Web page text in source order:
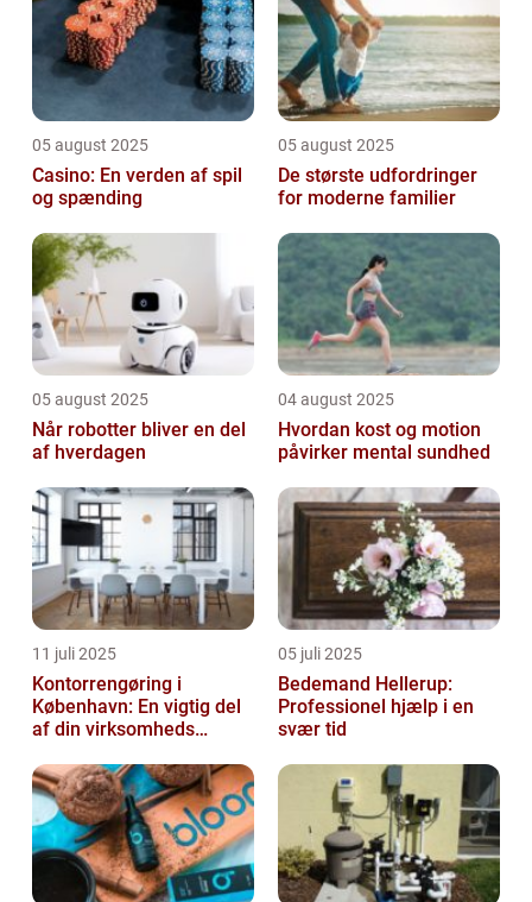
05 august 2025
Casino: En verden af spil
og spænding
05 august 2025
De største udfordringer
for moderne familier
05 august 2025
Når robotter bliver en del
af hverdagen
04 august 2025
Hvordan kost og motion
påvirker mental sundhed
11 juli 2025
Kontorrengøring i
København: En vigtig del
af din virksomheds
05 juli 2025
Bedemand Hellerup:
Professionel hjælp i en
svær tid